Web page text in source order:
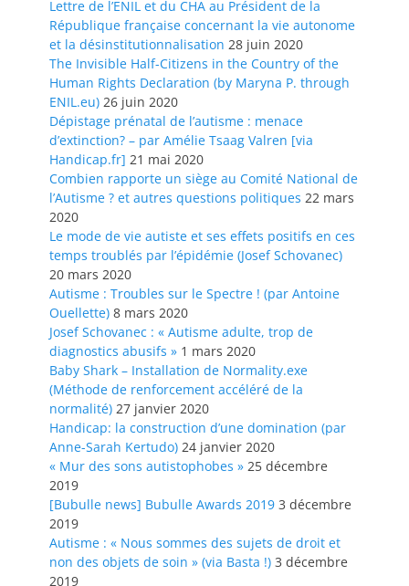
Lettre de l’ENIL et du CHA au Président de la
République française concernant la vie autonome
et la désinstitutionnalisation 28 juin 2020
The Invisible Half-Citizens in the Country of the
Human Rights Declaration (by Maryna P. through
ENIL.eu) 26 juin 2020
Dépistage prénatal de l’autisme : menace
d’extinction? – par Amélie Tsaag Valren [via
Handicap.fr] 21 mai 2020
Combien rapporte un siège au Comité National de
l’Autisme ? et autres questions politiques 22 mars
2020
Le mode de vie autiste et ses effets positifs en ces
temps troublés par l’épidémie (Josef Schovanec)
20 mars 2020
Autisme : Troubles sur le Spectre ! (par Antoine
Ouellette) 8 mars 2020
Josef Schovanec : « Autisme adulte, trop de
diagnostics abusifs » 1 mars 2020
Baby Shark – Installation de Normality.exe
(Méthode de renforcement accéléré de la
normalité) 27 janvier 2020
Handicap: la construction d’une domination (par
Anne-Sarah Kertudo) 24 janvier 2020
« Mur des sons autistophobes » 25 décembre
2019
[Bubulle news] Bubulle Awards 2019 3 décembre
2019
Autisme : « Nous sommes des sujets de droit et
non des objets de soin » (via Basta !) 3 décembre
2019